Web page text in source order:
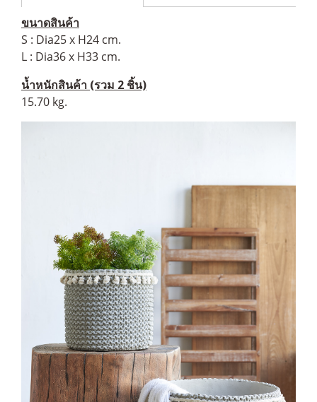
ขนาดสินค้า
S : Dia25 x H24 cm.
L : Dia36 x H33 cm.
น้ำหนักสินค้า (รวม 2 ชิ้น)
15.70 kg.